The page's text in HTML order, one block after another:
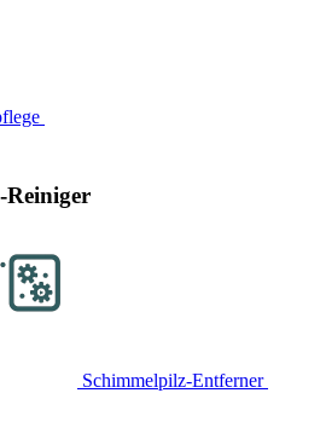
Schimmelpilz-Entferner